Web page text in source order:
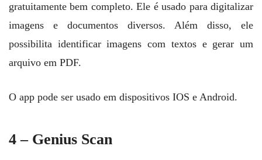
gratuitamente bem completo. Ele é usado para digitalizar
imagens e documentos diversos. Além disso, ele
possibilita identificar imagens com textos e gerar um
arquivo em PDF.
O app pode ser usado em dispositivos IOS e Android.
4 – Genius Scan